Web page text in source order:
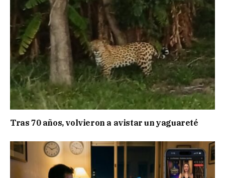
Tras 70 años, volvieron a avistar un yaguareté